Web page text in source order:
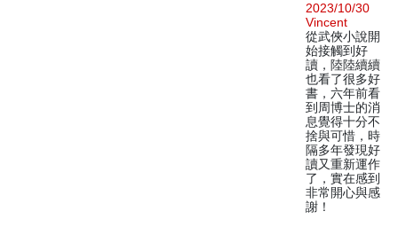
2023/10/30
Vincent
從武俠小說開
始接觸到好
讀，陸陸續續
也看了很多好
書，六年前看
到周博士的消
息覺得十分不
捨與可惜，時
隔多年發現好
讀又重新運作
了，實在感到
非常開心與感
謝！